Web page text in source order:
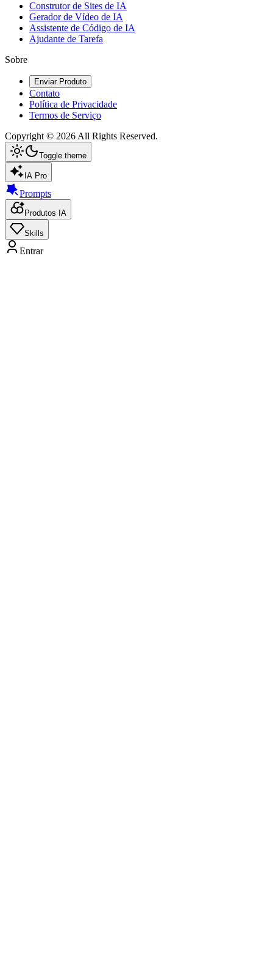
Construtor de Sites de IA
Gerador de Vídeo de IA
Assistente de Código de IA
Ajudante de Tarefa
Sobre
Enviar Produto
Contato
Política de Privacidade
Termos de Serviço
Copyright © 2026All Rights Reserved.
Toggle theme
IA Pro
Prompts
Produtos IA
Skills
Entrar